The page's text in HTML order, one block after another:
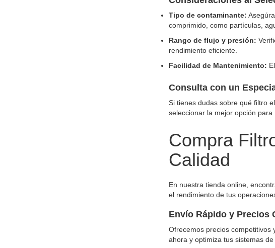
Tipo de contaminante:
comprimido, como partículas,
Rango de flujo y presión:
rendimiento eficiente.
Facilidad de Mantenimiento:
Consulta con un
Si tienes dudas sobre qué filtro
seleccionar la mejor opción
Compra
Calidad
En nuestra tienda online,
el rendimiento de tus
Envío Rápido y Precios
Ofrecemos precios competitivos
ahora y optimiza tus sistemas